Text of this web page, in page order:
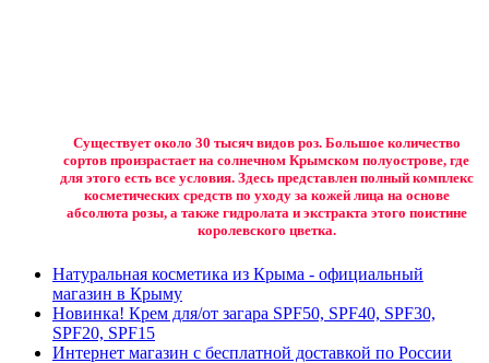
Существует около 30 тысяч видов роз. Большое количество
сортов произрастает на солнечном Крымском полуострове, где
для этого есть все условия. Здесь представлен полный комплекс
косметических средств по уходу за кожей лица на основе
абсолюта розы, а также гидролата и экстракта этого поистине
королевского цветка.
Натуральная косметика из Крыма - официальный
магазин в Крыму
Новинка! Крем для/от загара SPF50, SPF40, SPF30,
SPF20, SPF15
Интернет магазин с бесплатной доставкой по России